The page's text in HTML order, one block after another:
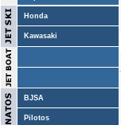
Honda
Kawasaki
BJSA
Pilotos